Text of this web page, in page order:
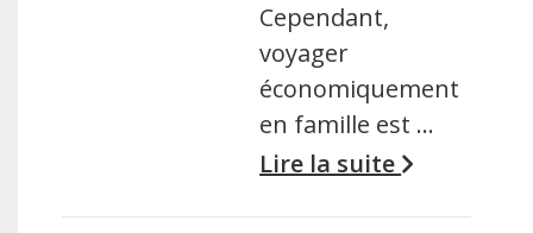
Cependant,
voyager
économiquement
en famille est …
Lire la suite